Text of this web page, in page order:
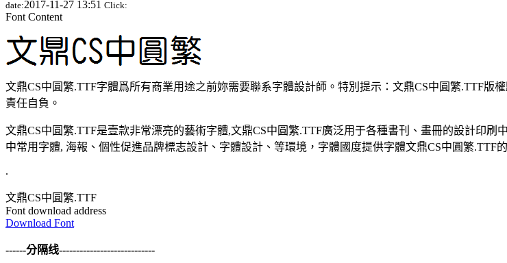
date:2017-11-27 13:51 Click:
Font Content
文鼎CS中圓繁.TTF字體爲所有商業用途之前妳需要聯系字體設計師。特別提示：文鼎CS中圓繁.TTF
責任自負。
文鼎CS中圓繁.TTF是壹款非常漂亮的藝術字體,文鼎CS中圓繁.TTF廣泛用于各種書刊、畫冊的設計印
中常用字體, 海報、個性促進品牌標志設計、字體設計、等環境，字體國度提供字體文鼎CS中圓繁.TTF
.
文鼎CS中圓繁.TTF
Font download address
Download Font
------分隔线----------------------------